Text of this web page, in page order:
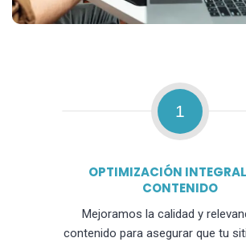
1
OPTIMIZACIÓN
CONTENIDO
Mejoramos la calidad y
contenido para asegurar que tu